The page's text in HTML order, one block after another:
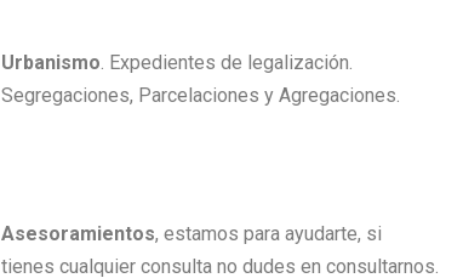
Urbanismo. Expedientes de legalización.
Segregaciones, Parcelaciones y Agregaciones.
Asesoramientos, estamos para ayudarte, si
tienes cualquier consulta no dudes en consultarnos.